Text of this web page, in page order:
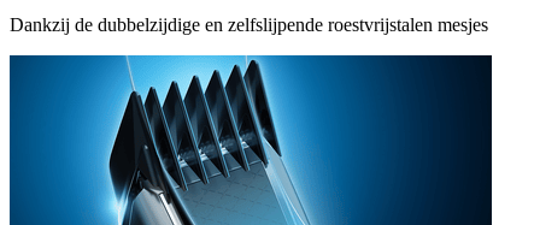
Dankzij de dubbelzijdige en zelfslijpende roestvrijstalen mesjes